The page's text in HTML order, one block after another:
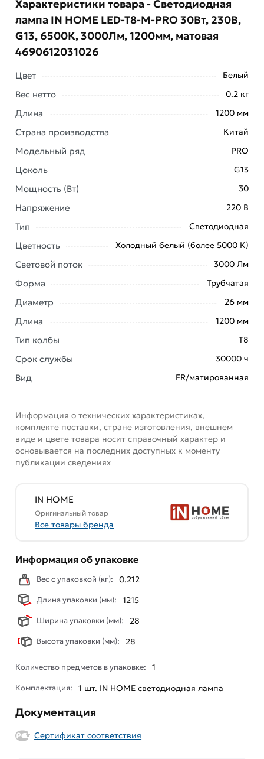
Условия доставки и цены на товар Светодиодная
лампа IN HOME LED-T8-М-PRO 30Вт, 230В, G13,
категории
действительны в
Москве и области.
Наши профессиональные менеджеры обработают
заказ и свяжутся с Вами для согласования условий
онлайн заказа рекомендуем ознакомиться с
описанием, характеристиками и отзывами.
соответствует всем стандартам качества. Возврат
купленного товарa в течение 7 дней (наличие чека
обязательно).
Характеристики товара - Светодиодная
лампа IN HOME LED-T8-М-PRO 30Вт, 230В,
G13, 6500К, 3000Лм, 1200мм, матовая
4690612031026
Цвет Белый
Вес нетто 0.2 кг
Длина 1200 мм
Страна производства Китай
Модельный ряд PRO
Цоколь G13
Мощность (Вт) 30
Напряжение 220 В
Тип Светодиодная
Цветность Холодный белый (более 5000 К)
Световой поток 3000 Лм
Форма Трубчатая
Диаметр 26 мм
Длина 1200 мм
Тип колбы T8
Срок службы 30000 ч
Вид FR/матированная
Информация о технических характеристиках,
комплекте поставки, стране изготовления, внешнем
виде и цвете товара носит справочный характер и
основывается на последних доступных к моменту
публикации сведениях
IN HOME
Оригинальный товар
Все товары бренда
Информация об упаковке
Вес с упаковкой (кг): 0.212
Длина упаковки (мм): 1215
Ширина упаковки (мм): 28
Высота упаковки (мм): 28
Количество предметов в упаковке: 1
Комплектация: 1 шт. IN HOME светодиодная лампа
Документация
Сертификат соответствия